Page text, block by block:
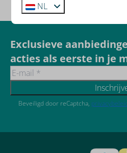
Exclusieve
acties als eerste in je
Beveiligd door reCaptcha,
NL